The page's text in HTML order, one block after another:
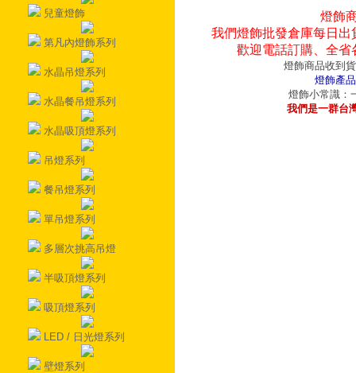
兒童燈飾
第凡內燈飾系列
水晶吊燈系列
水晶餐吊燈系列
水晶吸頂燈系列
吊燈系列
餐吊燈系列
單吊燈系列
多層次挑高吊燈
半吸頂燈系列
吸頂燈系列
LED / 日光燈系列
壁燈系列
燈飾
我們燈飾批發倉庫每日
歡迎電話訂購、全
燈飾商品收到
燈飾產
燈飾小常識：
我們是一群台